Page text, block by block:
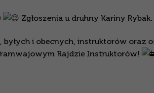
Zgłoszenia u druhny Kariny Rybak.
i obecnych, instruktorów oraz
Rajdzie Instruktorów!